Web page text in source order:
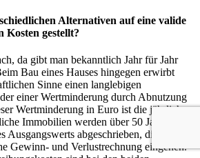
Alternativen auf eine valide
Kosten gestellt?
da gibt man bekanntlich Jahr für Jahr
Bau eines Hauses hingegen erwirbt
Sinne einen langlebigen
einer Wertminderung durch Abnutzung
Wertminderung in Euro ist die jährliche
Immobilien werden über 50 Jahre mit
abgeschrieben, die als
Gewinn- und Verlustrechnung eingehen.